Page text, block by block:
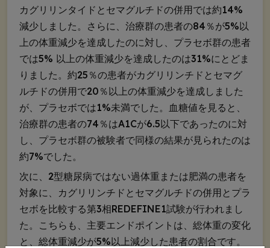
カグリリンタイドとセマグルチドの併用では約14%
減少しました。さらに、治療群の患者の84％が5%以
上の体重減少を達成したのに対し、プラセボ群の患者
では5% 以上の体重減少を達成したのは31%にとどま
りました。約25％の患者がカグリリンチドとセマグ
ルチドの併用で20％以上の体重減少を達成しました
が、プラセボでは1%未満でした。血糖値を見ると、
治療群の患者の74％はA1Cが6.5以下であったのに対
し、プラセボ群の被験者で同様の結果が見られたのは
約7%でした。
次に、2型糖尿病ではない過体重または肥満の患者を
対象に、カグリリンチドとセマグルチドの併用とプラ
セボを比較する第3相REDEFINE1試験が行われまし
た。こちらも、主要エンドポイントは、総体重の変化
と、総体重減少が5%以上減少した患者の割合です。